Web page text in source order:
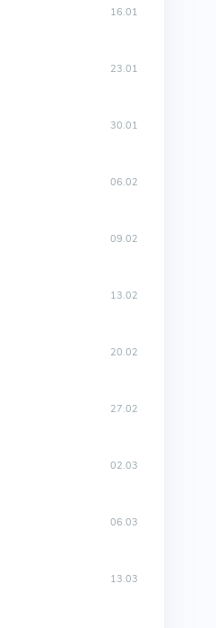
16.01
23.01
30.01
06.02
09.02
13.02
20.02
27.02
02.03
06.03
13.03